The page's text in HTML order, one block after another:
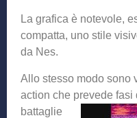
La grafica è notevole,
compatta, uno stile
da Nes.
Allo stesso modo sono
action che prevede fasi
battaglie